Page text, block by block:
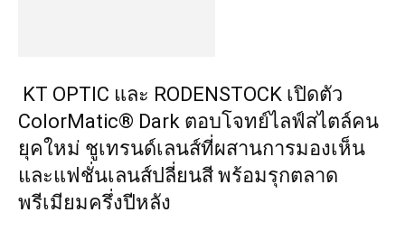
KT OPTIC และ RODENSTOCK เปิดตัว
ColorMatic® Dark ตอบโจทย์ไลฟ์สไตล์คน
ยุคใหม่ ชูเทรนด์เลนส์ที่ผสานการมองเห็น
และแฟชั่นเลนส์ปลี่ยนสี พร้อมรุกตลาด
พรีเมียมครึ่งปีหลัง